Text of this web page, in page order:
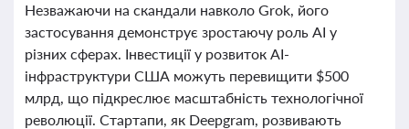
Незважаючи на скандали навколо Grok, його
застосування демонструє зростаючу роль AI у
різних сферах. Інвестиції у розвиток AI-
інфраструктури США можуть перевищити $500
млрд, що підкреслює масштабність технологічної
революції. Стартапи, як Deepgram, розвивають